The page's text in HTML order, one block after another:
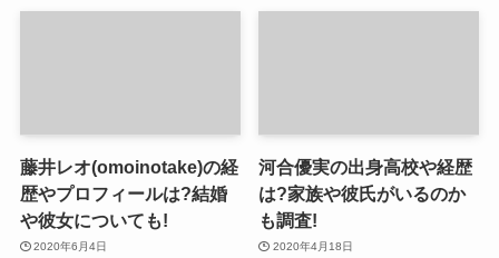
藤井レオ(omoinotake)の経
歴やプロフィールは?結婚
や彼女についても!
2020年6月4日
河合優実の出身高校や経歴
は?家族や彼氏がいるのか
も調査!
2020年4月18日